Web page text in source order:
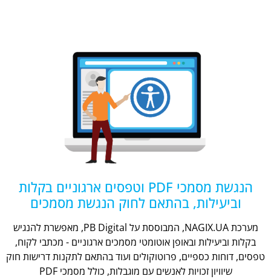
הנגשת מסמכי PDF וטפסים ארגוניים בקלות
וביעילות, בהתאם לחוק הנגשת מסמכים
מערכת NAGIX.UA, המבוססת על PB Digital, מאפשרת להנגיש
בקלות וביעילות ובאופן אוטומטי מסמכים ארגוניים - מכתבי לקוח,
טפסים, דוחות כספיים, פרוטוקולים ועוד בהתאם לתקנות דרישות חוק
שיוויון זכויות לאנשים עם מוגבלות, כולל מסמכי PDF